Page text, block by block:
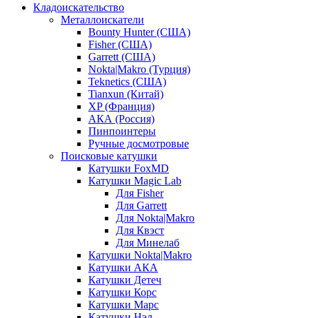
Кладоискательство
Металлоискатели
Bounty Hunter (США)
Fisher (США)
Garrett (США)
Nokta|Makro (Турция)
Teknetics (США)
Tianxun (Китай)
XP (Франция)
АКА (Россия)
Пинпоинтеры
Ручные досмотровые
Поисковые катушки
Катушки FoxMD
Катушки Magic Lab
Для Fisher
Для Garrett
Для Nokta|Makro
Для Квэст
Для Минелаб
Катушки Nokta|Makro
Катушки АКА
Катушки Детеч
Катушки Корс
Катушки Марс